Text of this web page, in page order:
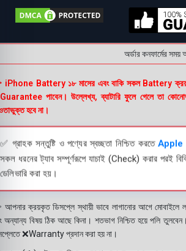
অর্ডার কনফার্মের সময়
Battery ১৮ মাসের এবং বাকি সকল Battery
পাবেন। উল্লেখ্য, ব্যাটারি ফুলে গেলে তা
হবে না।
✅ গ্রাহক সন্তুষ্টি ও পণ্যের স্বচ্ছতা নিশ্চিত করতে Apple
সকল ধরনের ট্যাব সম্পূর্ণরূপে যাচাই (Check) করার পরই
ডেলিভারি করা হয়।
ক্রয়কৃত ডিসপ্লে স্থায়ী ভাবে লাগানোর আগে মোবাইলে
অন্যান্য বিষয় ঠিক আছে কিনা। শতভাগ নিশ্চিত হয়ে পলি
❌Warranty প্রদান করা হয় না।